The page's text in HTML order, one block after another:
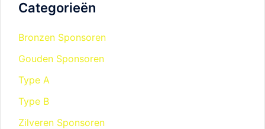
Categorieën
Bronzen Sponsoren
Gouden Sponsoren
Type A
Type B
Zilveren Sponsoren